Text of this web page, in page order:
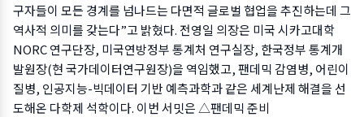
구자들이 모든 경계를 넘나드는 다면적 글로벌 협업을 추진하는데 그
역사적 의미를 갖는다”고 밝혔다. 전영일 의장은 미국 시카고대학
NORC 연구단장, 미국연방정부 통계처 연구실장, 한국정부 통계개
발원장(현 국가데이터연구원장)을 역임했고, 팬데믹 감염병, 어린이
질병, 인공지능-빅데이터 기반 예측과학과 같은 세계난제 해결을 선
도해온 다학제 석학이다. 이번 서밋은 △팬데믹 준비